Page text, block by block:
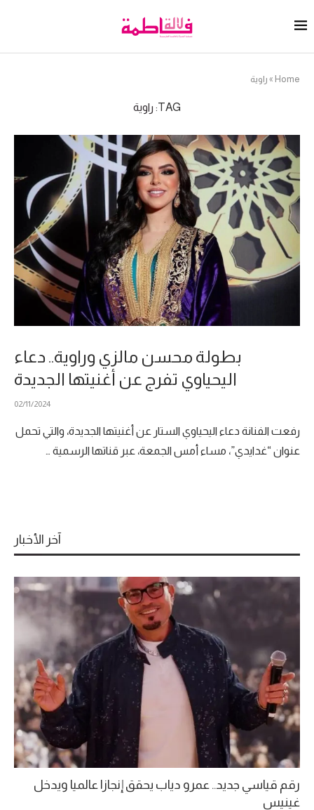
Home
» راوية
TAG: راوية
بطولة محسن مالزي وراوية.. دعاء
اليحياوي تفرج عن أغنيتها الجديدة
02/11/2024
رفعت الفنانة دعاء اليحياوي الستار عن أغنيتها الجديدة، والتي تحمل
عنوان “غدايدي”، مساء أمس الجمعة، عبر قناتها الرسمية …
آخر الأخبار
رقم قياسي جديد.. عمرو دياب يحقق إنجازا عالميا ويدخل
غينيس